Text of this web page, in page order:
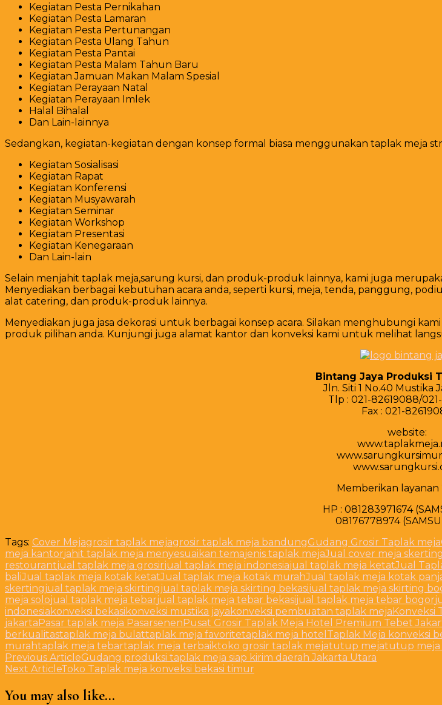
Kegiatan Pesta Pernikahan
Kegiatan Pesta Lamaran
Kegiatan Pesta Pertunangan
Kegiatan Pesta Ulang Tahun
Kegiatan Pesta Pantai
Kegiatan Pesta Malam Tahun Baru
Kegiatan Jamuan Makan Malam Spesial
Kegiatan Perayaan Natal
Kegiatan Perayaan Imlek
Halal Bihalal
Dan Lain-lainnya
Sedangkan, kegiatan-kegiatan dengan konsep formal biasa menggunakan taplak meja
Kegiatan Sosialisasi
Kegiatan Rapat
Kegiatan Konferensi
Kegiatan Musyawarah
Kegiatan Seminar
Kegiatan Workshop
Kegiatan Presentasi
Kegiatan Kenegaraan
Dan Lain-lain
Selain menjahit taplak meja,sarung kursi, dan produk-produk lainnya, kami juga
Menyediakan berbagai kebutuhan acara anda, seperti kursi, meja, tenda, panggung,
alat catering, dan produk-produk lainnya.
Menyediakan juga jasa dekorasi untuk berbagai konsep acara. Silakan menghubungi
produk pilihan anda. Kunjungi juga alamat kantor dan konveksi kami untuk melihat
Bintang Jaya Produksi
Jln. Siti 1 No.40 Mustika
Tlр : 021-82619088/
Fax : 021-
website:
Memberikan layanan
HP : 081283971674
08176778974
Tags: Cover Mejagrosir taplak mejagrosir taplak meja bandungGudang Grosir Taplak meja
meja kantorjahit taplak meja menyesuaikan temajenis taplak mejaJual cover meja skerting
restourantjual taplak meja grosirjual taplak meja indonesiajual taplak meja ketatJual
baliJual taplak meja kotak ketatJual taplak meja kotak murahJual taplak meja kotak
skertingjual taplak meja skirtingjual taplak meja skirting bekasijual taplak meja skirting
meja solojual taplak meja tebarjual taplak meja tebar bekasijual taplak meja tebar bogor
indonesia konveksi bekasi konveksi mustika jaya konveksi pembuatan taplak mejaKonveksi
jakartaPasar taplak meja PasarsenenPusat Grosir Taplak Meja Hotel Premium Tebet
berkualitastaplak meja bulattaplak meja favoritetaplak meja hotel Taplak Meja konveksi
murahtaplak meja tebartaplak meja terbaiktoko grosir taplak mejatutup mejatutup meja
Post
Navigation
Previous ArticleGudang produksi taplak meja siap kirim daerah Jakarta Utara
Next ArticleToko Taplak meja konveksi bekasi timur
You may also like...